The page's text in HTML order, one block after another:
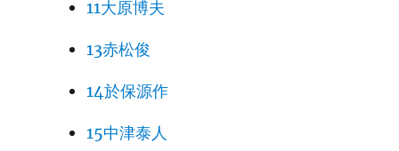
11大原博夫
13赤松俊
14於保源作
15中津泰人